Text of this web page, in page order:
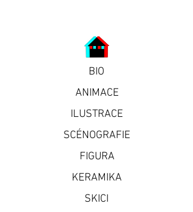
BIO
ANIMACE
ILUSTRACE
SCÉNOGRAFIE
FIGURA
KERAMIKA
SKICI